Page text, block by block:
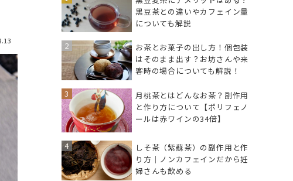
黒豆茶との違いやカフェイン量
についても解説
お茶とお菓子の出し方！個包装
はそのまま出す？お坊さんや来
客時の場合についても解説！
月桃茶とはどんなお茶？副作用
と作り方について【ポリフェノ
ールは赤ワインの34倍】
しそ茶（紫蘇茶）の副作用と作
り方｜ノンカフェインだから妊
婦さんも飲める